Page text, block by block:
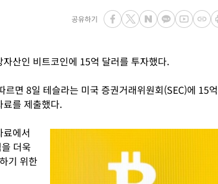
공유하기
산인 비트코인에 15억 달러를 투자했다.
면 8일 테슬라는 미국 증권거래위원회(SEC)에 15억
를 제출했다.
에서
더욱
기 위한